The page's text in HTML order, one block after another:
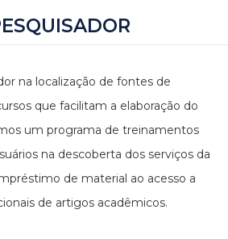
na localização de fontes de
que facilitam a elaboração do
um programa de treinamentos
na descoberta dos serviços da
de material ao acesso a
de artigos acadêmicos.